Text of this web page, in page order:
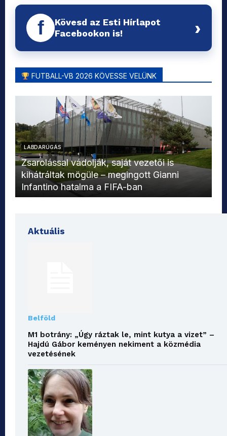
f
Kövesd az Esti Hírlapot
Facebookon is!
›
FUTBALL-VB 2026 KÖVESSE VELÜNK
LABDARÚGÁS
Zsarolással vádolják, saját vezetői is
kihátráltak mögüle – megingott Gianni
Infantino hatalma a FIFA-ban
Aktuális
Belföld
M1 botrány: „Úgy ráztak le, mint kutya a vizet” –
Hajdú Gábor keményen nekiment a közmédia
vezetésének